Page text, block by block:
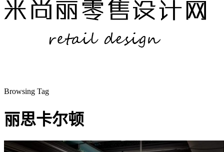
Browsing Tag
丽思卡尔顿